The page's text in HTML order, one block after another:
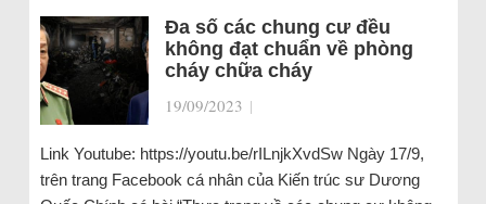
Đa số các chung cư đều
không đạt chuẩn về phòng
cháy chữa cháy
19/09/2023 |
Link Youtube: https://youtu.be/rILnjkXvdSw Ngày 17/9,
trên trang Facebook cá nhân của Kiến trúc sư Dương